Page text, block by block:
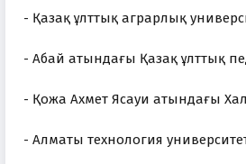
- Қазақ ұлттық аграрлық
- Абай атындағы Қазақ ұлттық
- Қожа Ахмет Ясауи атындағы
- Алматы технология